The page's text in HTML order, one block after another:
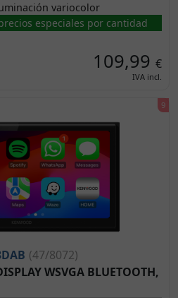
variocolor
especiales por cantidad
109,99 €
IVA incl.
(47/8072)
WSVGA BLUETOOTH,